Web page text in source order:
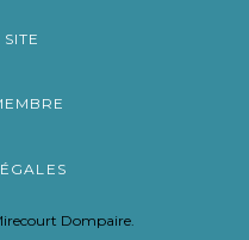
Dompaire.